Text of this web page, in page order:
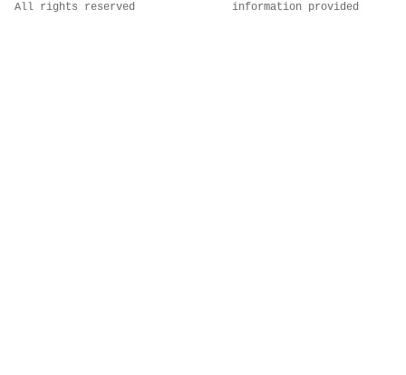
All rights reserved
information provided